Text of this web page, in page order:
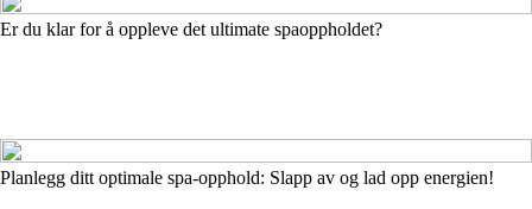
Er du klar for å oppleve det ultimate spaoppholdet?
Planlegg ditt optimale spa-opphold: Slapp av og lad opp energien!